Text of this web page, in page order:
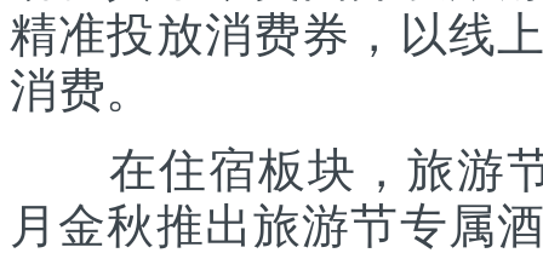
精准投放消费券，以线
消费。
在住宿板块，旅游节
月金秋推出旅游节专属